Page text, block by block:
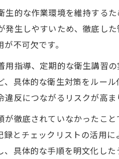
衛生管理ガイドライン
解体現場で生かす衛生
衛生管理を徹底する現場運用
解体衛生管理の徹底で
現場で実践できる衛生
衛生管理徹底のための作
ジビエ解体処理施設で
食品衛生法に沿った現
HACCP対応解体現場でミス
的な作業環境を維持する
生しやすいため、徹底し
不可欠です。
指導、定期的な衛生講習
具体的な衛生対策をルー
反につながるリスクが高ま
徹底されていなかったこ
とチェックリストの活用
具体的な手順を明文化し